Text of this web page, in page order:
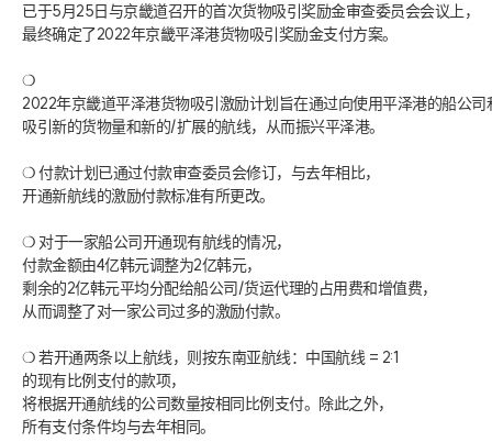
已于5月25日与京畿道召开的首次货物吸引奖励金审查委员会会议上，
最终确定了2022年京畿平泽港货物吸引奖励金支付方案。
❍
2022年京畿道平泽港货物吸引激励计划旨在通过向使用平泽港的船公
吸引新的货物量和新的/扩展的航线，从而振兴平泽港。
❍ 付款计划已通过付款审查委员会修订，与去年相比，
开通新航线的激励付款标准有所更改。
❍ 对于一家船公司开通现有航线的情况，
付款金额由4亿韩元调整为2亿韩元，
剩余的2亿韩元平均分配给船公司/货运代理的占用费和增值费，
从而调整了对一家公司过多的激励付款。
❍ 若开通两条以上航线，则按东南亚航线：中国航线 = 2:1
的现有比例支付的款项，
将根据开通航线的公司数量按相同比例支付。除此之外，
所有支付条件均与去年相同。